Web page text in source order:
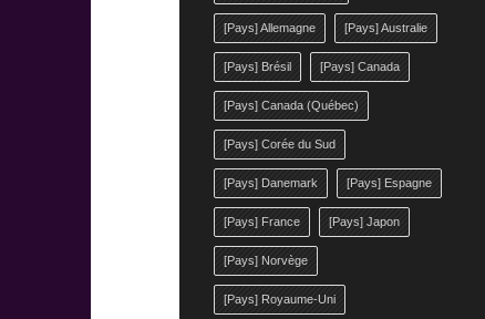
[Pays] Allemagne [Pays] Australie
[Pays] Brésil [Pays] Canada
[Pays] Canada (Québec)
[Pays] Corée du Sud
[Pays] Danemark [Pays] Espagne
[Pays] France [Pays] Japon
[Pays] Norvège
[Pays] Royaume-Uni